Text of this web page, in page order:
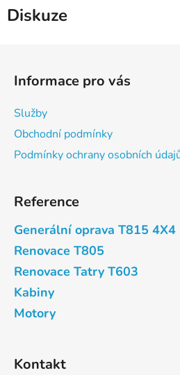
Diskuze
Informace pro vás
Služby
Obchodní podmínky
Podmínky ochrany osobních
Reference
Generální oprava T815 4X4
Renovace T805
Renovace Tatry T603
Kabiny
Motory
Kontakt